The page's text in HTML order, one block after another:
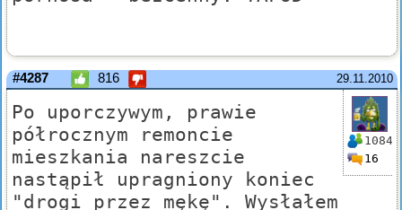
29.11.2010
#4287 816
1084
16
Po uporczywym, prawie
półrocznym remoncie
mieszkania nareszcie
nastąpił upragniony koniec
"drogi przez mękę". Wysłałem